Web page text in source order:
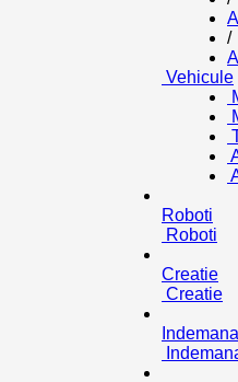
/
Vehicule
Roboti
Roboti
Creatie
Creatie